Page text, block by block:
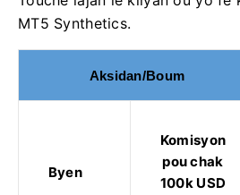
MT5 Synthetics.
Aksidan/Boum
Byen
Komisyon
pou chak
100k USD